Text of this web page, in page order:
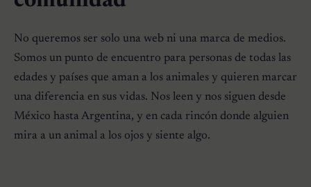
No queremos ser solo una web ni una marca de medios.
Somos un punto de encuentro para personas de todas las
edades y países que aman a los animales y quieren marcar
una diferencia en sus vidas. Nos leen y nos siguen desde
México hasta Argentina, y en cada rincón donde alguien
mira a un animal a los ojos y siente algo.